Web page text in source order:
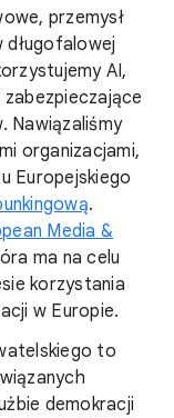
przemysł
AI,
Nawiązaliśmy
organizacjami,
Europejskiego
.
Media &
ma na celu
korzystania
w Europie.
to
demokracji